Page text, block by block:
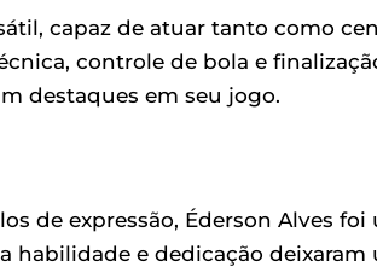
capaz de atuar tanto como
controle de bola e
destaques em seu jogo.
de expressão, Éderson Alves
habilidade e dedicação deixaram